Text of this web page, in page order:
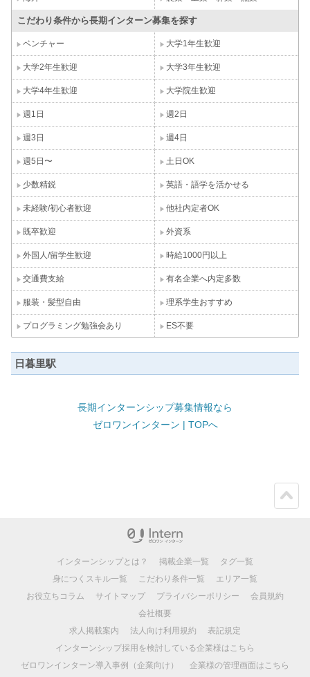
こだわり条件から長期インターン募集を探す
ベンチャー 大学1年生歓迎
大学2年生歓迎 大学3年生歓迎
大学4年生歓迎 大学院生歓迎
週1日 週2日
週3日 週4日
週5日〜 土日OK
少数精鋭 英語・語学を活かせる
未経験/初心者歓迎 他社内定者OK
既卒歓迎 外資系
外国人/留学生歓迎 時給1000円以上
交通費支給 有名企業へ内定多数
服装・髪型自由 理系学生おすすめ
プログラミング勉強会あり ES不要
日暮里駅
長期インターンシップ募集情報なら
ゼロワンインターン | TOPへ
インターンシップとは？ 掲載企業一覧
タグ一覧
身につくスキル一覧
こだわり条件一覧
エリア一覧
お役立ちコラム
サイトマップ プライバシーポリシー
会員規約
会社概要
求人掲載案内
法人向け利用規約
表記規定
インターンシップ採用を検討している企業様はこちら
ゼロワンインターン導入事例（企業向け）
企業様の管理画面はこちら